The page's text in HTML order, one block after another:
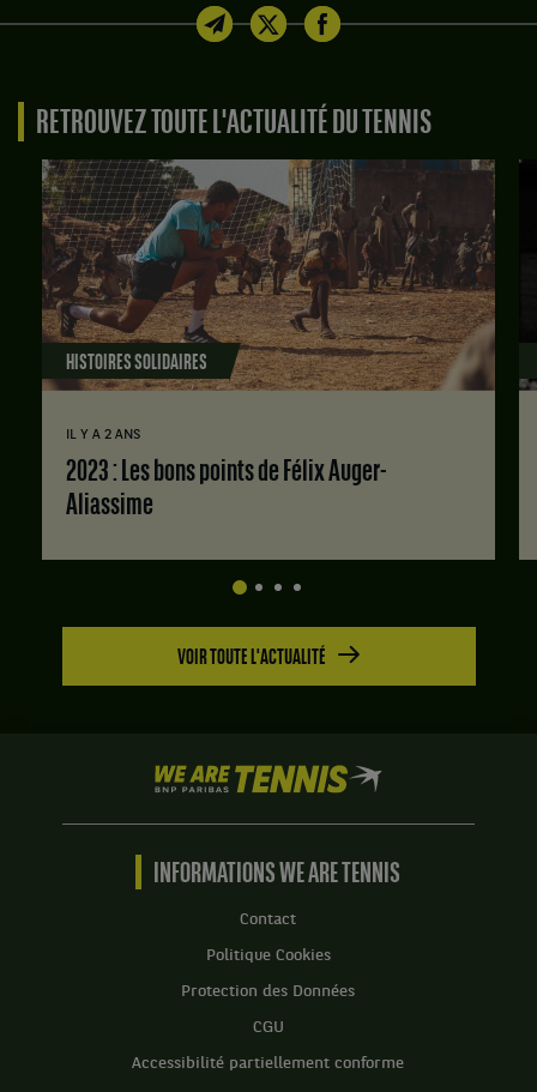
RETROUVEZ TOUTE L'ACTUALITÉ DU TENNIS
HISTOIRES SOLIDAIRES
IL Y A 2 ANS
2023 : Les bons points de Félix Auger-
Aliassime
VOIR TOUTE L'ACTUALITÉ
We
are
Tennis
BNP
Accueil
INFORMATIONS WE ARE TENNIS
Contact
Politique Cookies
Protection des Données
CGU
Accessibilité partiellement conforme